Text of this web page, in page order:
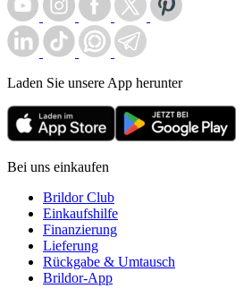
Laden Sie unsere App herunter
Bei uns einkaufen
Brildor Club
Einkaufshilfe
Finanzierung
Lieferung
Rückgabe & Umtausch
Brildor-App